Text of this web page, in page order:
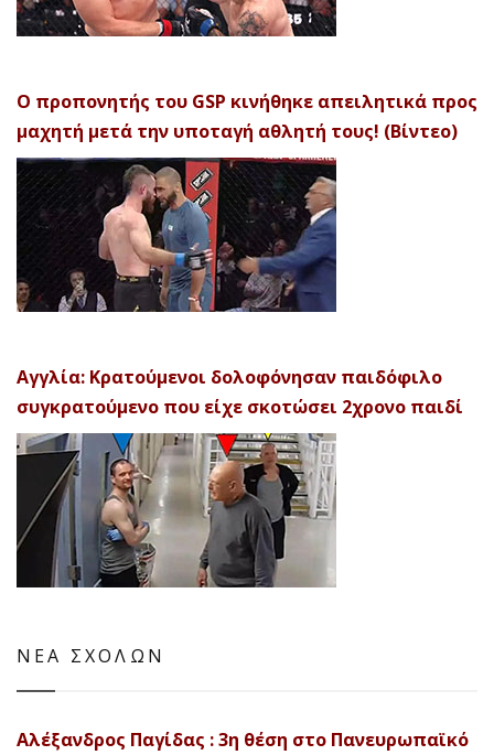
Ο προπονητής του GSP κινήθηκε απειλητικά προς
μαχητή μετά την υποταγή αθλητή τους! (Βίντεο)
Αγγλία: Κρατούμενοι δολοφόνησαν παιδόφιλο
συγκρατούμενο που είχε σκοτώσει 2χρονο παιδί
ΝΕΑ ΣΧΟΛΩΝ
Αλέξανδρος Παγίδας : 3η θέση στο Πανευρωπαϊκό